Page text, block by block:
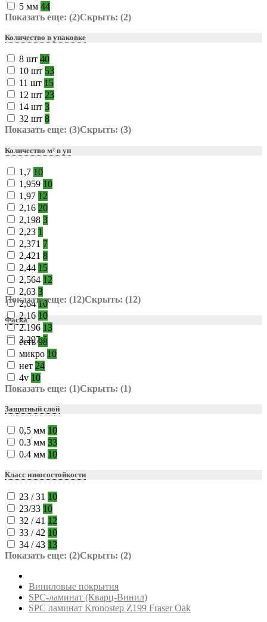
5 мм 44
Показать еще: (2)Скрыть: (2)
Количество в упаковке
8 шт 40
10 шт 53
11 шт 15
12 шт 23
14 шт 3
32 шт 8
Показать еще: (3)Скрыть: (3)
Количество м² в уп
1,7 10
1,959 10
1,97 12
2,16 20
2,198 3
2,23 1
2,371 7
2,421 8
2,44 15
2,564 12
2,63 3
2,6410
2.16 10
2.196 13
3,2978
Показать еще: (12)Скрыть: (12)
Фаска
есть98
микро 10
нет 24
4v 10
Показать еще: (1)Скрыть: (1)
Защитный слой
0,5 мм 10
0.3 мм 33
0.4 мм 10
Класс износостойкости
23 / 31 10
23/33 10
32 / 41 12
33 / 42 10
34 / 43 13
Показать еще: (2)Скрыть: (2)
Виниловые покрытия
SPC-ламинат (Кварц-Винил)
SPC ламинат Kronostep Z199 Fraser Oak